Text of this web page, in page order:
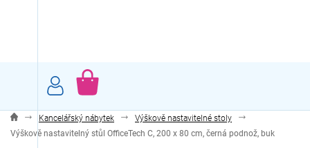
NÁKUPNÍ
Kancelářský nábytek
Výškově nastavitelné stoly
Výškově nastavitelný stůl OfficeTech C, 200 x 80 cm, černá podnož, buk